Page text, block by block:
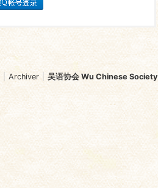
Archiver 吴语协会 Wu Chinese Society